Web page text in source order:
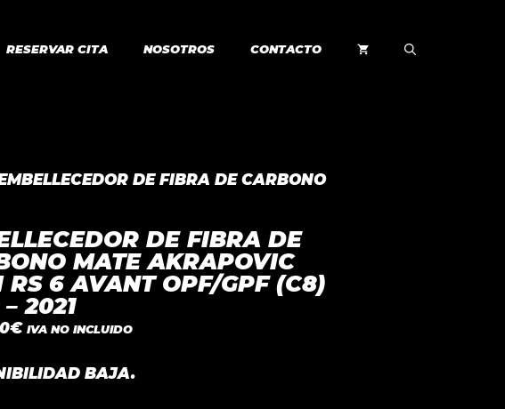
RESERVAR CITA NOSOTROS CONTACTO
DE FIBRA DE CARBONO
DE FIBRA DE
MATE AKRAPOVIC
RS 6 AVANT OPF/GPF (C8)
2021
€ IVA NO INCLUIDO
BAJA.